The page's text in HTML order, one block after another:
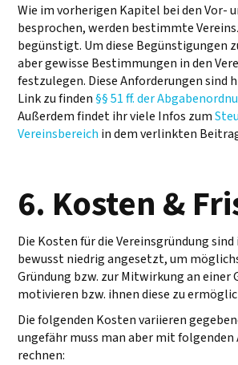
Wie im vorherigen Kapitel bei den Vor-
besprochen, werden bestimmte
begünstigt. Um diese Begünstigungen
aber gewisse Bestimmungen in den
festzulegen. Diese Anforderungen sind
Link zu finden§§ 51 ff. der
Außerdem findet ihr viele Infos zum
Vereinsbereich in dem verlinkten
6. Kosten &
Die Kosten für die Vereinsgründung
bewusst niedrig angesetzt, um
Gründung bzw. zur Mitwirkung an einer
motivieren bzw. ihnen diese zu
Die folgenden Kosten variieren
ungefähr muss man aber mit folgenden
rechnen: